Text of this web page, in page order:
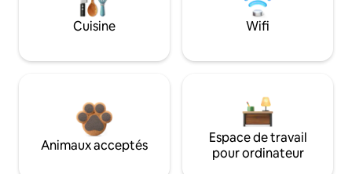
Cuisine Wifi
Animaux acceptés
Espace de travail
pour ordinateur